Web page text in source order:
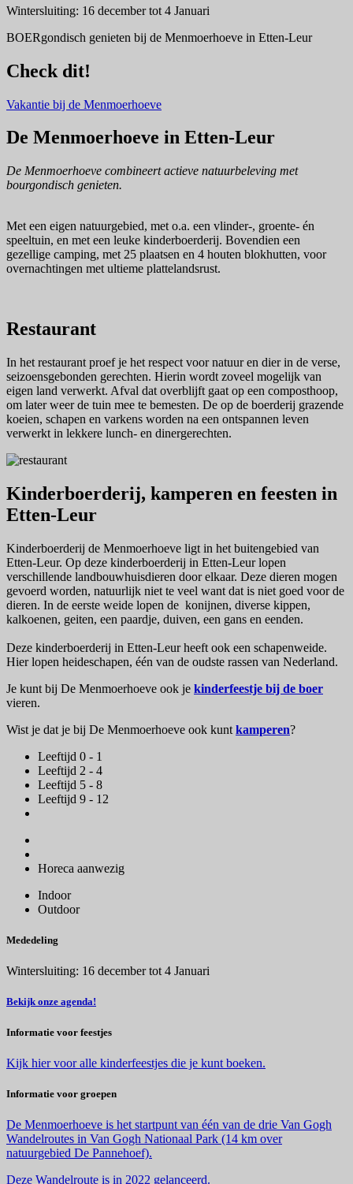
Wintersluiting: 16 december tot 4 Januari
BOERgondisch genieten bij de Menmoerhoeve in Etten-Leur
Check dit!
Vakantie bij de Menmoerhoeve
De Menmoerhoeve in Etten-Leur
De Menmoerhoeve combineert actieve natuurbeleving met
bourgondisch genieten.
Met een eigen natuurgebied, met o.a. een vlinder-, groente- én
speeltuin, en met een leuke kinderboerderij. Bovendien een
gezellige camping, met 25 plaatsen en 4 houten blokhutten, voor
overnachtingen met ultieme plattelandsrust.
Restaurant
In het restaurant proef je het respect voor natuur en dier in de verse,
seizoensgebonden gerechten. Hierin wordt zoveel mogelijk van
eigen land verwerkt. Afval dat overblijft gaat op een composthoop,
om later weer de tuin mee te bemesten. De op de boerderij grazende
koeien, schapen en varkens worden na een ontspannen leven
verwerkt in lekkere lunch- en dinergerechten.
Kinderboerderij, kamperen en feesten in
Etten-Leur
Kinderboerderij de Menmoerhoeve ligt in het buitengebied van
Etten-Leur. Op deze kinderboerderij in Etten-Leur lopen
verschillende landbouwhuisdieren door elkaar. Deze dieren mogen
gevoerd worden, natuurlijk niet te veel want dat is niet goed voor de
dieren. In de eerste weide lopen de konijnen, diverse kippen,
kalkoenen, geiten, een paardje, duiven, een gans en eenden.
Deze kinderboerderij in Etten-Leur heeft ook een schapenweide.
Hier lopen heideschapen, één van de oudste rassen van Nederland.
Je kunt bij De Menmoerhoeve ook je kinderfeestje bij de boer
vieren.
Wist je dat je bij De Menmoerhoeve ook kunt kamperen?
Leeftijd 0 - 1
Leeftijd 2 - 4
Leeftijd 5 - 8
Leeftijd 9 - 12
Horeca aanwezig
Indoor
Outdoor
Mededeling
Wintersluiting: 16 december tot 4 Januari
Bekijk onze agenda!
Informatie voor feestjes
Kijk hier voor alle kinderfeestjes die je kunt boeken.
Informatie voor groepen
De Menmoerhoeve is het startpunt van één van de drie Van Gogh
Wandelroutes in Van Gogh Nationaal Park (14 km over
natuurgebied De Pannehoef).
Deze Wandelroute is in 2022 gelanceerd.